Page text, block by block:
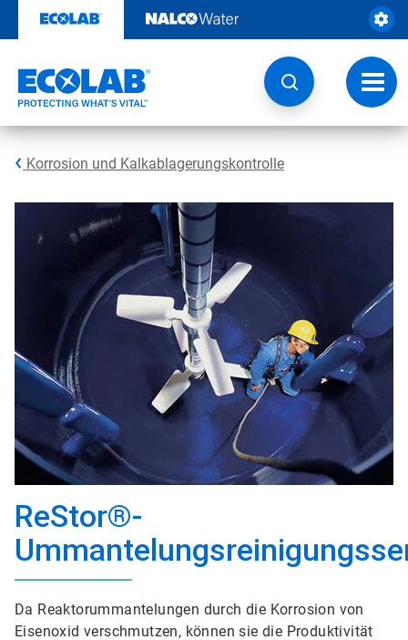
Inhalt
Korrosion und Kalkablagerungskontrolle
ReStor®-
Da Reaktorummantelungen durch die Korrosion von
Eisenoxid verschmutzen, können sie die Produktivität